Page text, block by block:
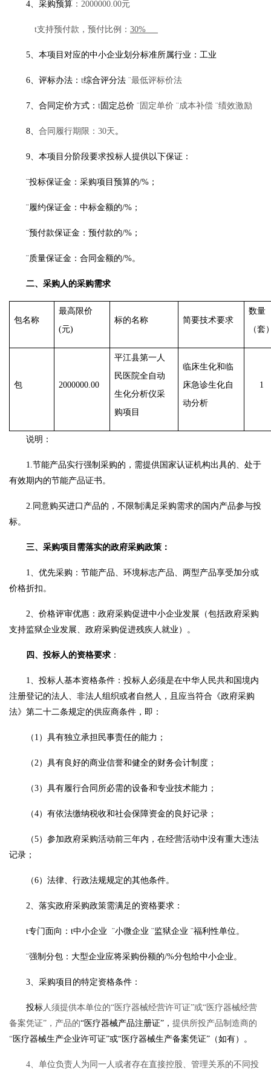
4、 采购预算 ： 2000000.00元
t支持预付款，预付比例： 30%
5、 本项目对应的中小企业划分标准所属行业：工业
6、 评标办法： t综合评分法 ¨最低评标价法
7、 合同定价方式： t固定总价 ¨ 固定单价 ¨成本补偿 ¨绩效激励
8、 合同履行期限： 30天。
9、本项目分阶段要求投标人提供以下保证：
¨投标保证金：采购项目预算的/%；
¨履约保证金：中标金额的/%；
¨预付款保证金：预付款的/%；
¨质量保证金：合同金额的/%。
二、采购人的采购需求
包名称
最高限价
(元)
标的名称 简要技术要求
数量
（套
包 2000000.00
平江县第一人
民医院全自动
生化分析仪采
购项目
临床生化和临
床急诊生化自
动分析
1
说明：
1.节能产品实行强制采购的，需提供国家认证机构出具的、处于
有效期内的节能产品证书。
2.同意购买进口产品的，不限制满足采购需求的国内产品参与投
标。
三、采购项目需落实的政府采购政策：
1、优先采购：节能产品、环境标志产品、两型产品享受加分或
价格折扣。
2、价格评审优惠：政府采购促进中小企业发展（包括政府采购
支持监狱企业发展、政府采购促进残疾人就业）。
四 、投标人的资格要求 ：
1、投标人基本资格条件：投标人必须是在中华人民共和国境内
注册登记的法人、非法人组织或者自然人，且应当符合《政府采购
法》第二十二条规定的供应商条件，即：
（ 1）具有独立承担民事责任的能力；
（2）具有良好的商业信誉和健全的财务会计制度；
（3）具有履行合同所必需的设备和专业技术能力；
（4）有依法缴纳税收和社会保障资金的良好记录；
（5）参加政府采购活动前三年内，在经营活动中没有重大违法
记录；
（6）法律、行政法规规定的其他条件。
2、 落实政府采购政策需满足的资格要求：
t专门面向： t中小企业 ¨小微企业 ¨监狱企业 ¨福利性单位。
¨强制分包：大型企业应将采购份额的/%分包给中小企业。
3、 采购项目的特定资格条件：
投标人须提供本单位的“ 医疗器械经营许可证”或“医疗器械经营
备案凭证”，产品的“医疗器械产品注册证” ， 提供所投产品制造商的
“ 医疗器械生产企业许可证”或“医疗器械生产备案凭证” （如有） 。
4、单位负责人为同一人或者存在直接控股、管理关系的不同投